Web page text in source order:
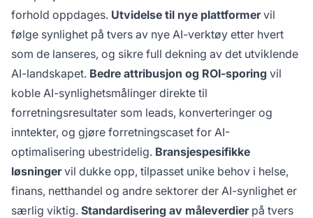
forhold oppdages. Utvidelse til nye plattformervil
følge synlighet på tvers av nye AI-verktøy etter hvert
som de lanseres, og sikre full dekning av det utviklende
AI-landskapet. Bedre attribusjon og ROI-sporing vil
koble AI-synlighetsmålinger direkte til
forretningsresultater som leads, konverteringer og
inntekter, og gjøre forretningscaset for AI-
optimalisering ubestridelig. Bransjespesifikke
løsningervil dukke opp, tilpasset unike behov i helse,
finans, netthandel og andre sektorer der AI-synlighet er
særlig viktig. Standardisering av måleverdierpå tvers